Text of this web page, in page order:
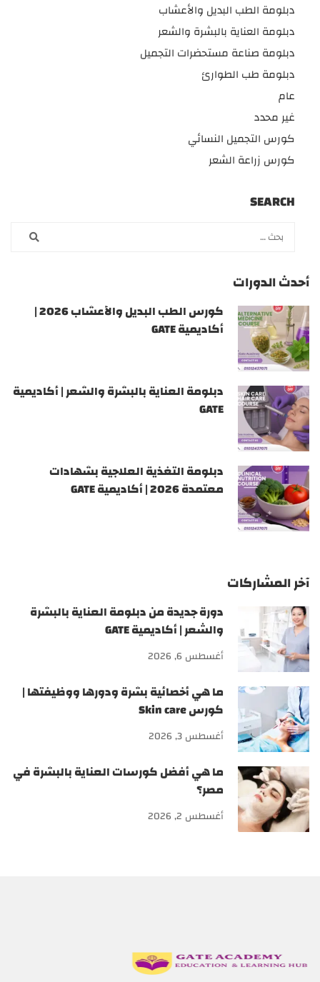
دبلومة الطب البديل والأعشاب
دبلومة العناية بالبشرة والشعر
دبلومة صناعة مستحضرات التجميل
دبلومة طب الطوارئ
عام
غير محدد
كورس التجميل النسائي
كورس زراعة الشعر
SEARCH
أحدث الدورات
كورس الطب البديل والأعشاب 2026 |
أكاديمية GATE
دبلومة العناية بالبشرة والشعر | أكاديمية
GATE
دبلومة التغذية العلاجية بشهادات
معتمدة 2026 | أكاديمية GATE
آخر المشاركات
دورة جديدة من دبلومة العناية بالبشرة
والشعر | أكاديمية GATE
أغسطس 6, 2026
ما هي أخصائية بشرة ودورها ووظيفتها |
كورس Skin care
أغسطس 3, 2026
ما هي أفضل كورسات العناية بالبشرة في
مصر؟
أغسطس 2, 2026